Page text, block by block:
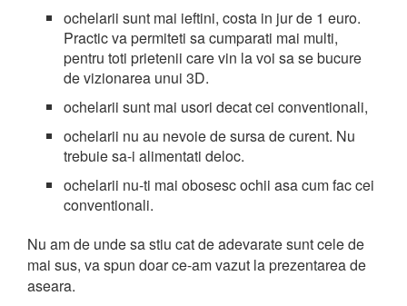
ochelarii sunt mai ieftini, costa in jur de 1 euro.
Practic va permiteti sa cumparati mai multi,
pentru toti prietenii care vin la voi sa se bucure
de vizionarea unui 3D.
ochelarii sunt mai usori decat cei conventionali,
ochelarii nu au nevoie de sursa de curent. Nu
trebuie sa-i alimentati deloc.
ochelarii nu-ti mai obosesc ochii asa cum fac cei
conventionali.
Nu am de unde sa stiu cat de adevarate sunt cele de
mai sus, va spun doar ce-am vazut la prezentarea de
aseara.